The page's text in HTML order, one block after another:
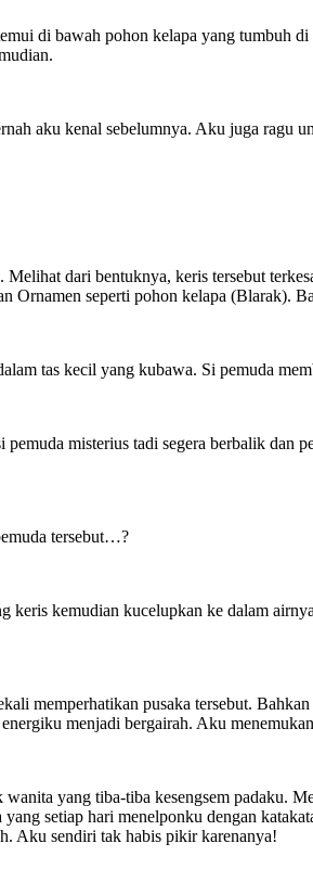
di bawah pohon kelapa yang tumbuh
aku kenal sebelumnya. Aku juga ragu
dari bentuknya, keris tersebut
Ornamen seperti pohon kelapa (Blarak).
tas kecil yang kubawa. Si pemuda
misterius tadi segera berbalik
tersebut…?
kemudian kucelupkan ke dalam
memperhatikan pusaka tersebut.
menjadi bergairah. Aku
yang tiba-tiba kesengsem padaku.
setiap hari menelponku dengan
Aku sendiri tak habis pikir karenanya!